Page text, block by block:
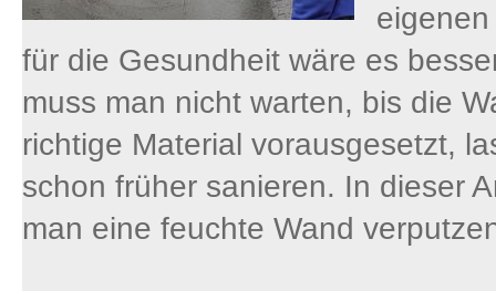
für die Gesundheit wäre es
muss man nicht warten, bis die
richtige Material vorausgesetzt,
schon früher sanieren. In dieser
man eine feuchte Wand